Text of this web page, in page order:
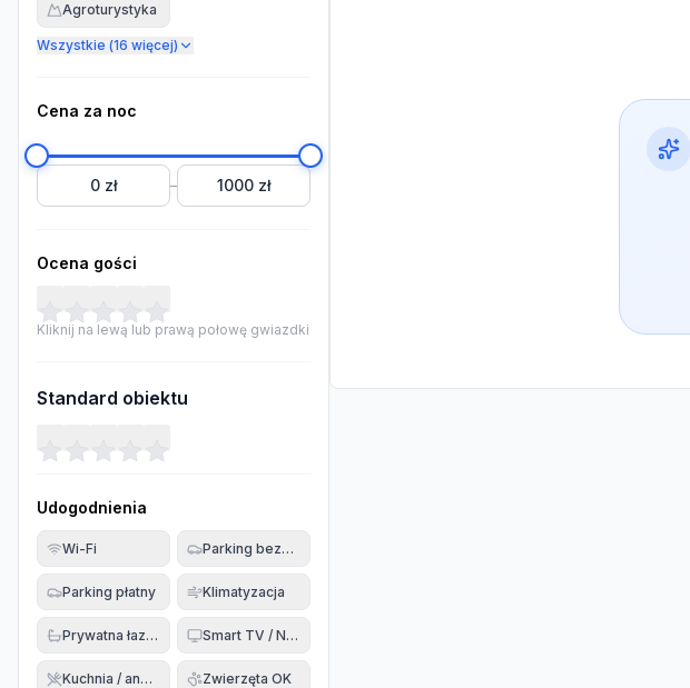
Agroturystyka
Wszystkie (16 więcej)
Cena za noc
0 zł – 1000 zł
Ocena gości
Kliknij na lewą lub prawą połowę gwiazdki
Standard obiektu
Udogodnienia
Wi-Fi Parking bezpłatny
Parking płatny Klimatyzacja
Prywatna łazienka Smart TV / Netflix
Kuchnia / aneks Zwierzęta OK